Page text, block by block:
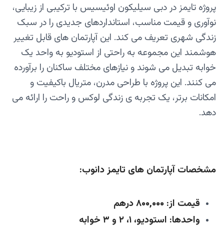
پروژه تایمز در دبی سیلیکون اوئیسیس با ترکیبی از زیبایی،
نوآوری و قیمت مناسب، استانداردهای جدیدی را در سبک
زندگی شهری تعریف می‌ کند. این آپارتمان‌ های قابل تغییر
هوشمند این مجموعه به‌ راحتی از استودیو به واحد یک‌
خوابه تبدیل می‌ شوند و نیازهای مختلف ساکنان را برآورده
می‌ کنند. این پروژه با طراحی مدرن، متریال باکیفیت و
امکانات برتر، یک تجربه‌ ی زندگی لوکس و راحت را ارائه می‌
دهد.
مشخصات آپارتمان‌ های تایمز دانوب:
قیمت از: ۸۰۰,۰۰۰ درهم
واحدها: استودیو، ۱، ۲ و ۳ خوابه